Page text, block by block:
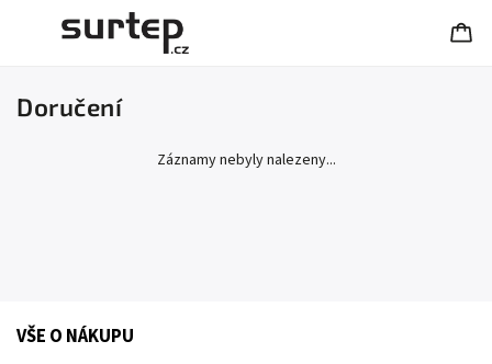
Doručení
Záznamy nebyly nalezeny...
VŠE O NÁKUPU